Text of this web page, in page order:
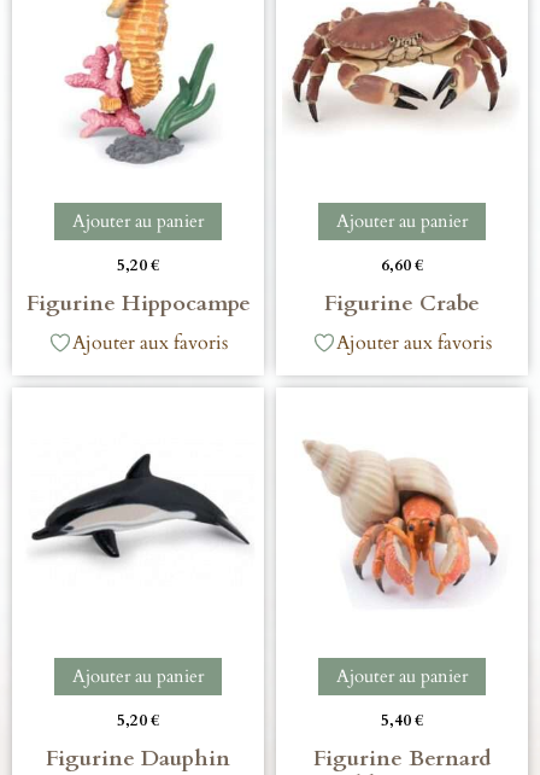
Ajouter au panier
5,20€
Figurine Hippocampe
Ajouter aux favoris
Ajouter au panier
6,60€
Figurine Crabe
Ajouter aux favoris
Ajouter au panier
5,20€
Figurine Dauphin
Ajouter au panier
5,40€
Figurine Bernard